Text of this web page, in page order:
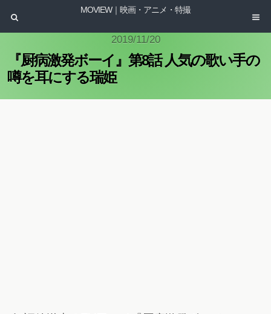
MOVIEW｜映画・アニメ・特撮
2019/11/20
『厨病激発ボーイ』第8話 人気の歌い手の
噂を耳にする瑞姫